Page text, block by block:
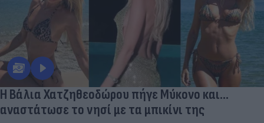
Η Βάλια Χατζηθεοδώρου πήγε Μύκονο και...
αναστάτωσε το νησί με τα μπικίνι της